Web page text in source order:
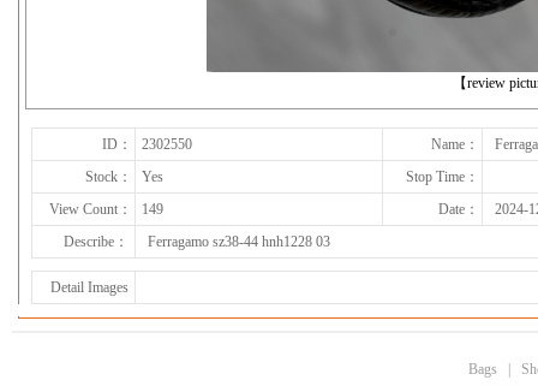
【review
ID： 2302550 Name：
Stock：
Yes
Stop Time：
View Count：
149 Date：
2024-
Describe：
Ferragamo sz38-44 hnh1228 03
Detail Images
Bags